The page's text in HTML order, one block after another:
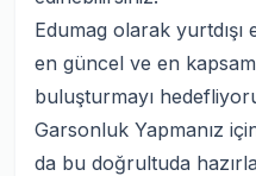
Edumag olarak yurtdışı
en güncel ve en
buluşturmayı
Garsonluk Yapmanız
da bu doğrultuda